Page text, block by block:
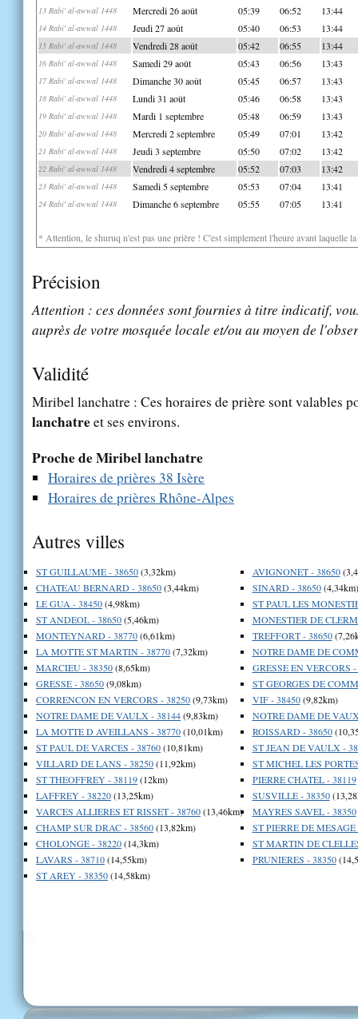
13 Rabi' al-awwal 1448 Mercredi 26 août 05:39 06:52 13:44
14 Rabi' al-awwal 1448 Jeudi 27 août 05:40 06:53 13:44
15 Rabi' al-awwal 1448 Vendredi 28 août 05:42 06:55 13:44
16 Rabi' al-awwal 1448 Samedi 29 août 05:43 06:56 13:43
17 Rabi' al-awwal 1448 Dimanche 30 août 05:45 06:57 13:43
18 Rabi' al-awwal 1448 Lundi 31 août 05:46 06:58 13:43
19 Rabi' al-awwal 1448 Mardi 1 septembre 05:48 06:59 13:43
20 Rabi' al-awwal 1448 Mercredi 2 septembre 05:49 07:01 13:42
21 Rabi' al-awwal 1448 Jeudi 3 septembre 05:50 07:02 13:42
22 Rabi' al-awwal 1448 Vendredi 4 septembre 05:52 07:03 13:42
23 Rabi' al-awwal 1448 Samedi 5 septembre 05:53 07:04 13:41
24 Rabi' al-awwal 1448 Dimanche 6 septembre 05:55 07:05 13:41
* Attention, le shuruq n'est pas une prière ! C'est simplement l'heure avant laquelle
Précision
Attention : ces données sont fournies à titre indicatif,
auprès de votre mosquée locale et/ou au moyen de
Validité
Miribel lanchatre : Ces horaires de prière sont valables
lanchatreet ses environs.
Proche de Miribel lanchatre
Horaires de prières 38 Isère
Horaires de prières Rhône-Alpes
Autres villes
ST GUILLAUME - 38650(3,32km)
CHATEAU BERNARD - 38650(3,44km)
LE GUA - 38450(4,98km)
ST ANDEOL - 38650(5,46km)
MONTEYNARD - 38770(6,61km)
LA MOTTE ST MARTIN - 38770(7,32km)
MARCIEU - 38350(8,65km)
GRESSE - 38650(9,08km)
CORRENCON EN VERCORS - 38250(9,73km)
NOTRE DAME DE VAULX - 38144(9,83km)
LA MOTTE D AVEILLANS - 38770(10,01km)
ST PAUL DE VARCES - 38760(10,81km)
VILLARD DE LANS - 38250(11,92km)
ST THEOFFREY - 38119(12km)
LAFFREY - 38220(13,25km)
VARCES ALLIERES ET RISSET - 38760(13,46km)
CHAMP SUR DRAC - 38560(13,82km)
CHOLONGE - 38220(14,3km)
LAVARS - 38710(14,55km)
ST AREY - 38350(14,58km)
AVIGNONET - 38650
SINARD - 38650(4,34km)
ST PAUL LES
MONESTIER DE
TREFFORT - 38650
NOTRE DAME DE
GRESSE EN VERCORS -
ST GEORGES DE
VIF - 38450(9,82km)
NOTRE DAME DE
ROISSARD - 38650
ST JEAN DE VAULX -
ST MICHEL LES
PIERRE CHATEL - 38119
SUSVILLE - 38350
MAYRES SAVEL - 38350
ST PIERRE DE MESAGE
ST MARTIN DE
PRUNIERES - 38350